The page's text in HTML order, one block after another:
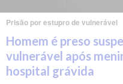
Prisão por estupro de vulnerável
Homem é preso
vulnerável após
hospital grávida